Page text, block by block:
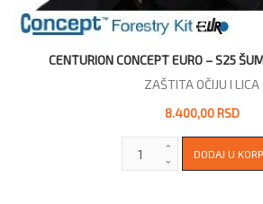
CENTURION CONCEPT EURO – S25
ZAŠTITA OČIJU I LICA
8.400,00 RSD